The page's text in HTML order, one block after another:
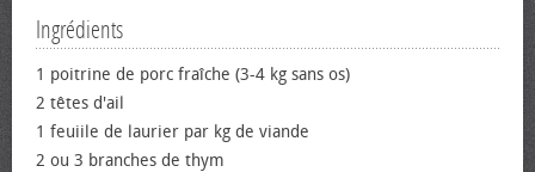
Ingrédients
1 poitrine de porc fraîche (3-4 kg sans os)
2 têtes d'ail
1 feuiile de laurier par kg de viande
2 ou 3 branches de thym